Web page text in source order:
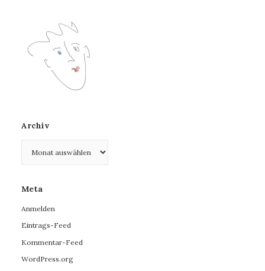
Archiv
Meta
Anmelden
Eintrags-Feed
Kommentar-Feed
WordPress.org